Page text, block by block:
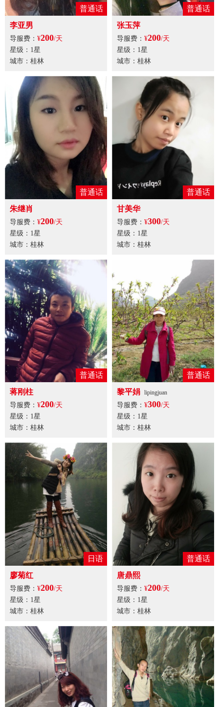
普通话
李亚男
导服费： ¥200/天
星级：1星
城市：桂林
普通话
张玉萍
导服费： ¥200/天
星级：1星
城市：桂林
普通话
朱继肖
导服费： ¥200/天
星级：1星
城市：桂林
普通话
甘美华
导服费： ¥300/天
星级：1星
城市：桂林
普通话
蒋刚柱
导服费： ¥200/天
星级：1星
城市：桂林
普通话
黎平娟 lipingjuan
导服费： ¥300/天
星级：1星
城市：桂林
日语
廖菊红
导服费： ¥200/天
星级：1星
城市：桂林
普通话
唐鼎熙
导服费： ¥200/天
星级：1星
城市：桂林